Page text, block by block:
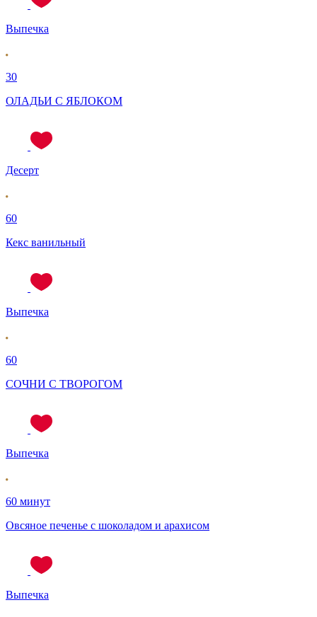
Выпечка
30
ОЛАДЬИ С ЯБЛОКОМ
Десерт
60
Кекс ванильный
Выпечка
60
СОЧНИ С ТВОРОГОМ
Выпечка
60 минут
Овсяное печенье с шоколадом и арахисом
Выпечка